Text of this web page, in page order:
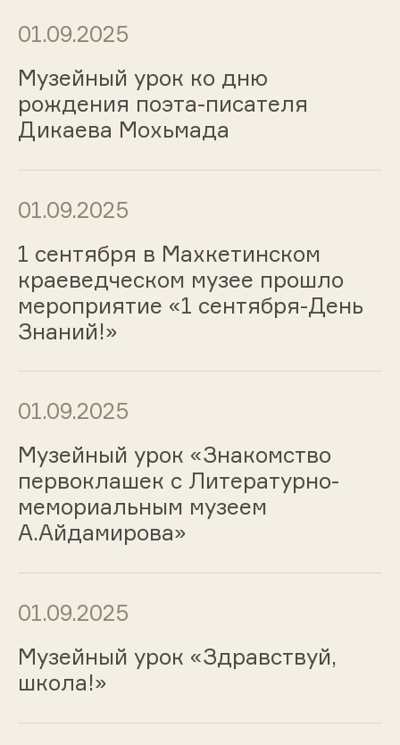
01.09.2025
Музейный урок ко дню
рождения поэта-писателя
Дикаева Мохьмада
01.09.2025
1 сентября в Махкетинском
краеведческом музее прошло
мероприятие «1 сентября-День
Знаний!»
01.09.2025
Музейный урок «Знакомство
первоклашек с Литературно-
мемориальным музеем
А.Айдамирова»
01.09.2025
Музейный урок «Здравствуй,
школа!»